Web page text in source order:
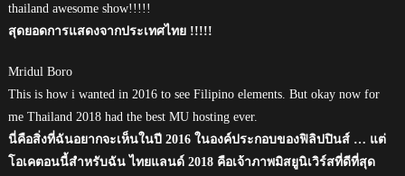
thailand awesome show!!!!!
สุดยอดการแสดงจากประเทศไทย !!!!!
Mridul Boro
This is how i wanted in 2016 to see Filipino elements. But okay now for
me Thailand 2018 had the best MU hosting ever.
นี่คือสิ่งที่ฉันอยากจะเห็นในปี 2016 ในองค์ประกอบของฟิลิปปินส์ … แต่
โอเคตอนนี้สำหรับฉัน ไทยแลนด์ 2018 คือเจ้าภาพมิสยูนิเวิร์สที่ดีที่สุด